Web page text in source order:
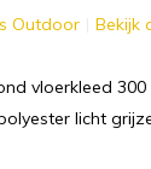
Outdoor Bekijk
vloerkleed
licht